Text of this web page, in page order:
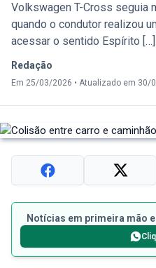
Volkswagen T-Cross seguia
quando o condutor realizou
acessar o sentido Espírito […]
Redação
Em 25/03/2026 • Atualizado em 30/
Notícias em primeira mão